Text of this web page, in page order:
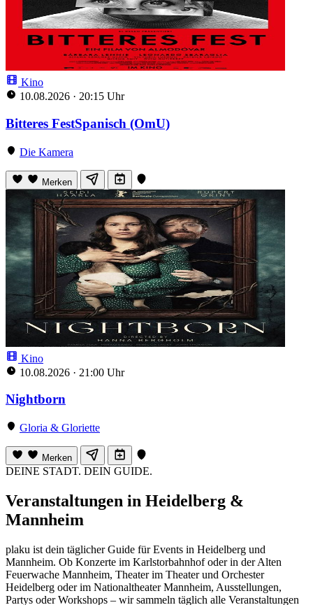
Kino
10.08.2026 · 20:15 Uhr
Bitteres FestSpanisch (OmU)
Die Kamera
Merken
Kino
10.08.2026 · 21:00 Uhr
Nightborn
Gloria & Gloriette
Merken
DEINE STADT. DEIN GUIDE.
Veranstaltungen in Heidelberg &
Mannheim
plaku ist dein täglicher Guide für Events in Heidelberg und
Mannheim. Ob Konzerte im Karlstorbahnhof oder in der Alten
Feuerwache Mannheim, Theater im Theater und Orchester
Heidelberg oder im Nationaltheater Mannheim, Ausstellungen,
Partys oder Workshops – wir sammeln täglich alle Veranstaltungen